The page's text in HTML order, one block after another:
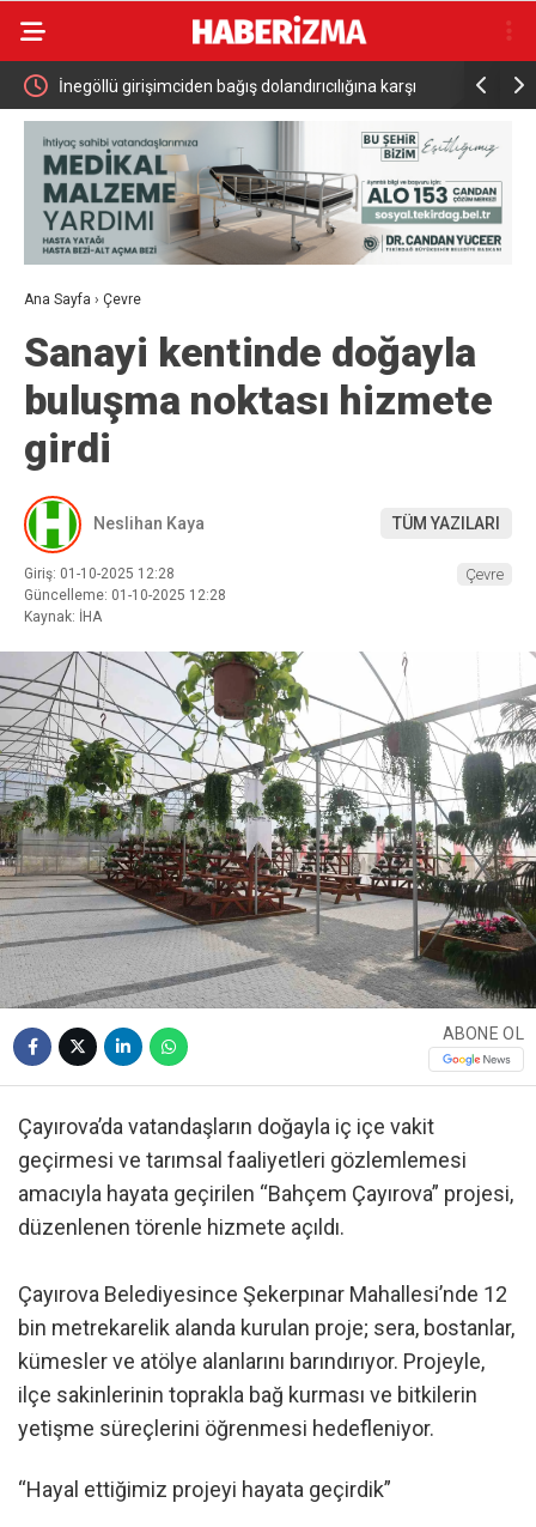
İnegöllü girişimciden bağış dolandırıcılığına karşı
dijital çözüm: “Askıda”
Başkan
Ana Sayfa › Çevre
Sanayi kentinde doğayla
buluşma noktası hizmete
girdi
Neslihan Kaya TÜM YAZILARI
Giriş: 01-10-2025 12:28
Güncelleme: 01-10-2025 12:28
Kaynak: İHA
Çevre
ABONE OL
Çayırova’da vatandaşların doğayla iç içe vakit
geçirmesi ve tarımsal faaliyetleri gözlemlemesi
amacıyla hayata geçirilen “Bahçem Çayırova” projesi,
düzenlenen törenle hizmete açıldı.
Çayırova Belediyesince Şekerpınar Mahallesi’nde 12
bin metrekarelik alanda kurulan proje; sera, bostanlar,
kümesler ve atölye alanlarını barındırıyor. Projeyle,
ilçe sakinlerinin toprakla bağ kurması ve bitkilerin
yetişme süreçlerini öğrenmesi hedefleniyor.
“Hayal ettiğimiz projeyi hayata geçirdik”